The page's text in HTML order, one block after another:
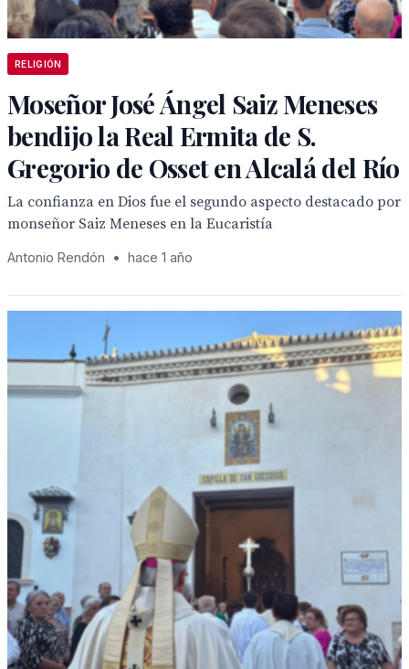
RELIGIÓN
Moseñor José Ángel Saiz Meneses
bendijo la Real Ermita de S.
Gregorio de Osset en Alcalá del Río
La confianza en Dios fue el segundo aspecto destacado por
monseñor Saiz Meneses en la Eucaristía
Antonio Rendón • hace 1 año